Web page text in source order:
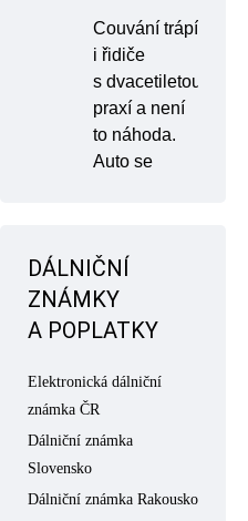
Couvání trápí
i řidiče
s dvacetiletou
praxí a není
to náhoda.
Auto se
DÁLNIČNÍ
ZNÁMKY
A POPLATKY
Elektronická dálniční
známka ČR
Dálniční známka
Slovensko
Dálniční známka Rakousko